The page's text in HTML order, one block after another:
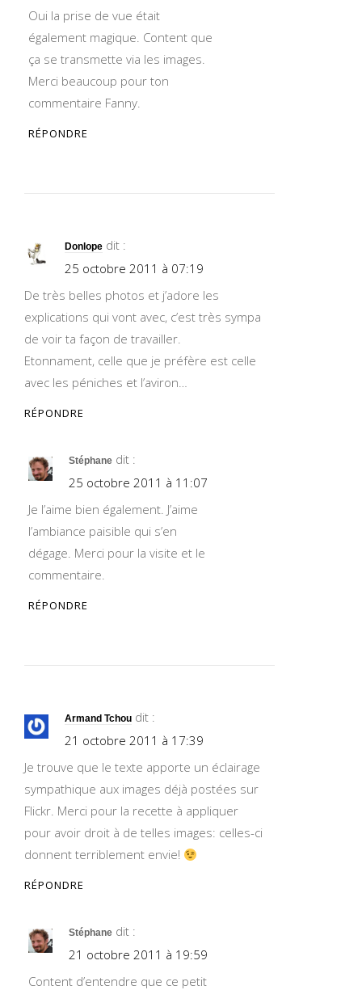
Oui la prise de vue était
également magique. Content que
ça se transmette via les images.
Merci beaucoup pour ton
commentaire Fanny.
RÉPONDRE
Donlope dit :
25 octobre 2011 à 07:19
De très belles photos et j’adore les
explications qui vont avec, c’est très sympa
de voir ta façon de travailler.
Etonnament, celle que je préfère est celle
avec les péniches et l’aviron…
RÉPONDRE
Stéphane dit :
25 octobre 2011 à 11:07
Je l’aime bien également. J’aime
l’ambiance paisible qui s’en
dégage. Merci pour la visite et le
commentaire.
RÉPONDRE
Armand Tchou dit :
21 octobre 2011 à 17:39
Je trouve que le texte apporte un éclairage
sympathique aux images déjà postées sur
Flickr. Merci pour la recette à appliquer
pour avoir droit à de telles images: celles-ci
donnent terriblement envie!
RÉPONDRE
Stéphane dit :
21 octobre 2011 à 19:59
Content d’entendre que ce petit